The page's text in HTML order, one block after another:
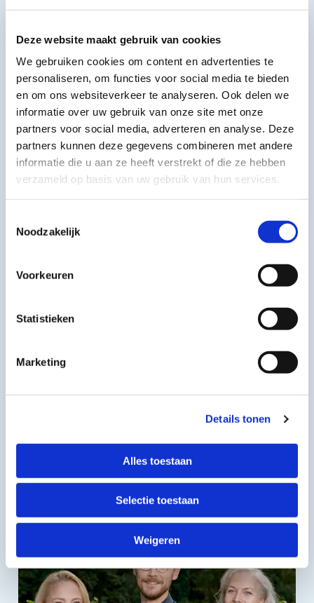
Deze website maakt gebruik van cookies
We gebruiken cookies om content en advertenties te
personaliseren, om functies voor social media te bieden
en om ons websiteverkeer te analyseren. Ook delen we
informatie over uw gebruik van onze site met onze
partners voor social media, adverteren en analyse. Deze
partners kunnen deze gegevens combineren met andere
informatie die u aan ze heeft verstrekt of die ze hebben
verzameld op basis van uw gebruik van hun services.
Noodzakelijk
Voorkeuren
Statistieken
Marketing
Details tonen
Alles toestaan
Selectie toestaan
Weigeren
Gerelateerd nieuws
Reos transformeert haar eigen organisatie